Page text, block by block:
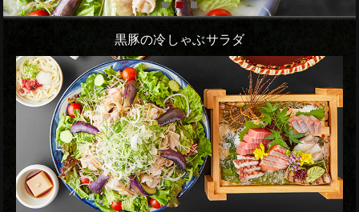
黒豚の冷しゃぶサラダ
神田駅前店